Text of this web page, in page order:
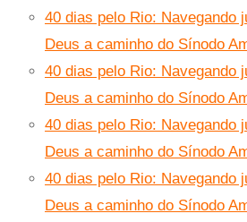
40 dias pelo Rio: Navegando
Deus a caminho do Sínodo
40 dias pelo Rio: Navegando
Deus a caminho do Sínodo
40 dias pelo Rio: Navegando
Deus a caminho do Sínodo
40 dias pelo Rio: Navegando
Deus a caminho do Sínodo